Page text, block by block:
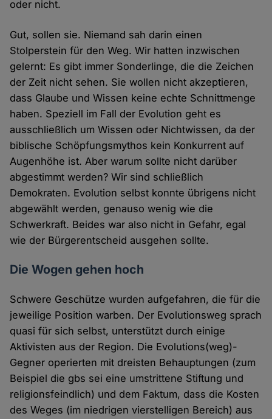
oder nicht.
Gut, sollen sie. Niemand sah darin einen
Stolperstein für den Weg. Wir hatten inzwischen
gelernt: Es gibt immer Sonderlinge, die die Zeichen
der Zeit nicht sehen. Sie wollen nicht akzeptieren,
dass Glaube und Wissen keine echte Schnittmenge
haben. Speziell im Fall der Evolution geht es
ausschließlich um Wissen oder Nichtwissen, da der
biblische Schöpfungsmythos kein Konkurrent auf
Augenhöhe ist. Aber warum sollte nicht darüber
abgestimmt werden? Wir sind schließlich
Demokraten. Evolution selbst konnte übrigens nicht
abgewählt werden, genauso wenig wie die
Schwerkraft. Beides war also nicht in Gefahr, egal
wie der Bürgerentscheid ausgehen sollte.
Die Wogen gehen hoch
Schwere Geschütze wurden aufgefahren, die für die
jeweilige Position warben. Der Evolutionsweg sprach
quasi für sich selbst, unterstützt durch einige
Aktivisten aus der Region. Die Evolutions(weg)-
Gegner operierten mit dreisten Behauptungen (zum
Beispiel die gbs sei eine umstrittene Stiftung und
religionsfeindlich) und dem Faktum, dass die Kosten
des Weges (im niedrigen vierstelligen Bereich) aus